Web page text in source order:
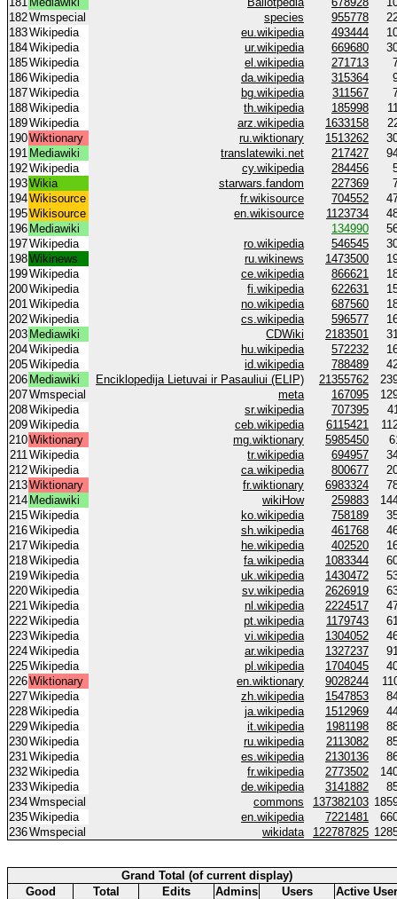
182Wmspecial species 955778
183Wikipedia eu.wikipedia 493444
184Wikipedia ur.wikipedia 669680
185Wikipedia el.wikipedia 271713
186Wikipedia da.wikipedia 315364
187Wikipedia bg.wikipedia 311567
188Wikipedia th.wikipedia 185998
189Wikipedia arz.wikipedia 1633158
190Wiktionary ru.wiktionary 1513262
191 Mediawiki translatewiki.net 217427
192Wikipedia cy.wikipedia 284456
193Wikia starwars.fandom 227369
194Wikisource fr.wikisource 704552
195Wikisource en.wikisource 1123734
196 Mediawiki 134990
197Wikipedia ro.wikipedia 546545
198Wikinews ru.wikinews 1473500
199Wikipedia ce.wikipedia 866621
200Wikipedia fi.wikipedia 622631
201Wikipedia no.wikipedia 687560
202Wikipedia cs.wikipedia 596577
203 Mediawiki CDWiki 2183501
204Wikipedia hu.wikipedia 572232
205Wikipedia id.wikipedia 788489
206 Mediawiki Enciklopedija Lietuvai ir Pasauliui (ELIP) 21355762
207Wmspecial meta 167095
208Wikipedia sr.wikipedia 707395
209Wikipedia ceb.wikipedia 6115421
210Wiktionary mg.wiktionary 5985450
211Wikipedia tr.wikipedia 694957
212Wikipedia ca.wikipedia 800677
213Wiktionary fr.wiktionary 6983324
214 Mediawiki wikiHow 259883
215Wikipedia ko.wikipedia 758189
216Wikipedia sh.wikipedia 461768
217Wikipedia he.wikipedia 402520
218Wikipedia fa.wikipedia 1083344
219Wikipedia uk.wikipedia 1430472
220Wikipedia sv.wikipedia 2626919
221Wikipedia nl.wikipedia 2224517
222Wikipedia pt.wikipedia 1179743
223Wikipedia vi.wikipedia 1304052
224Wikipedia ar.wikipedia 1327237
225Wikipedia pl.wikipedia 1704045
226Wiktionary en.wiktionary 9028244
227Wikipedia zh.wikipedia 1547853
228Wikipedia ja.wikipedia 1512969
229Wikipedia it.wikipedia 1981198
230Wikipedia ru.wikipedia 2113082
231Wikipedia es.wikipedia 2130136
232Wikipedia fr.wikipedia 2773502
233Wikipedia de.wikipedia 3141882
234Wmspecial commons 137382103
235Wikipedia en.wikipedia 7221481
236Wmspecial wikidata 122787825
Grand Total (of current display)
Good
Total Edits Admins Users
Active